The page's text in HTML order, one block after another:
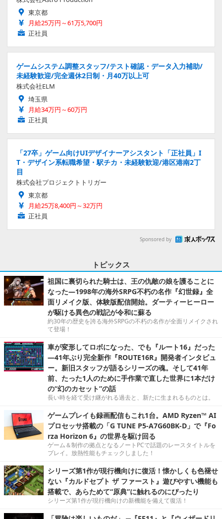
東京都
月給25万円～61万5,700円
正社員
ゲームシステム調整スタッフ/テスト確認・データ入力補助/
未経験歓迎/完全週休2日制・月40万以上可
株式会社ELM
埼玉県
月給34万円～60万円
正社員
「27卒」ゲーム向けUIデザイナーアシスタント「正社員」I
T・デザイン系転職希望・駅チカ・未経験歓迎/港区港南2丁
目
株式会社プロジェクトトリガー
東京都
月給25万8,400円～32万円
正社員
Sponsored by
トピックス
祖国に裏切られた騎士は、王の仇敵の娘を護ることに
なった―1998年の海外SRPG不朽の名作『幻世録』全
面リメイク版、体験版配信開始。ダーティーヒーロー
が駆ける異色の戦記が令和に蘇る
約30年の歴史を誇る海外SRPGの不朽の名作が全面リメイクされ
て登場！
車が変形してロボになった、でも『ルート16』だった
―41年ぶり完全新作『ROUTE16R』開発者インタビュ
ー。新旧スタッフが語るシリーズの魂。そして41年
前、たった1人のために手作業で直した世界に1本だけ
の“幻のカセット”の話
長い時を経て受け継がれる過去と、新たに生まれるものとは。
ゲームプレイも録画配信もこれ1台。AMD Ryzen™ AI
プロセッサ搭載の「G TUNE P5-A7G60BK-D」で『Fo
rza Horizon 6』の世界を駆け回る
ゲーム＆制作の拠点となるノートPCで話題のレースタイトルを
プレイ。放熱性能もチェックしました！
シリーズ第1作が現行機向けに復活！懐かしくも色褪せ
ない『カルドセプト ザ ファースト』遊びやすい機能も
搭載で、あらためて“原典”に触れるのにぴったり
シリーズ第1作が現行機向けの新機能を備えて復活！